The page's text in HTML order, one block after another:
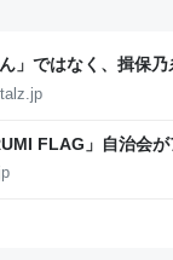
」ではなく、揖保
FLAG」自治会
人集客や交通改善な